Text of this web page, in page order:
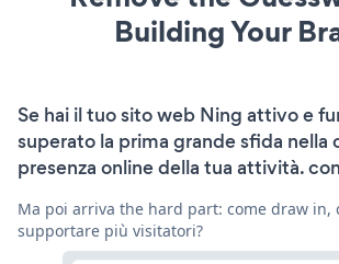
Building Your
Se hai il tuo sito web Ning attivo e
superato la prima grande sfida nella
presenza online della tua attività.
Ma poi arriva the hard part: come draw in,
supportare più visitatori?